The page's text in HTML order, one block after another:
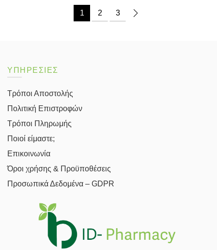
1 2 3
ΥΠΗΡΕΣΙΕΣ
Τρόποι Αποστολής
Πολιτική Επιστροφών
Τρόποι Πληρωμής
Ποιοί είμαστε;
Επικοινωνία
Όροι χρήσης & Προϋποθέσεις
Προσωπικά Δεδομένα – GDPR